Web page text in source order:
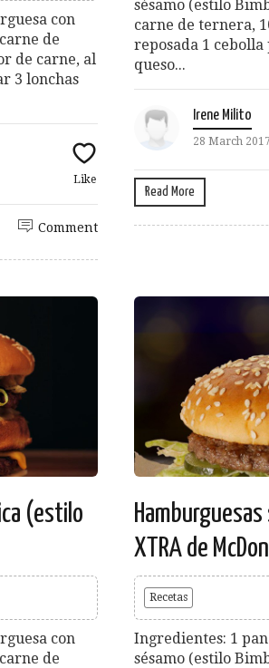
con
de
de carne, al
3 lonchas
Like
Comment
sésamo (estilo
carne de ternera,
reposada 1 cebolla
queso...
Irene Milito
28 March 2017
Read More
(estilo
con
de
XTRA de
Recetas
Ingredientes: 1
sésamo (estilo